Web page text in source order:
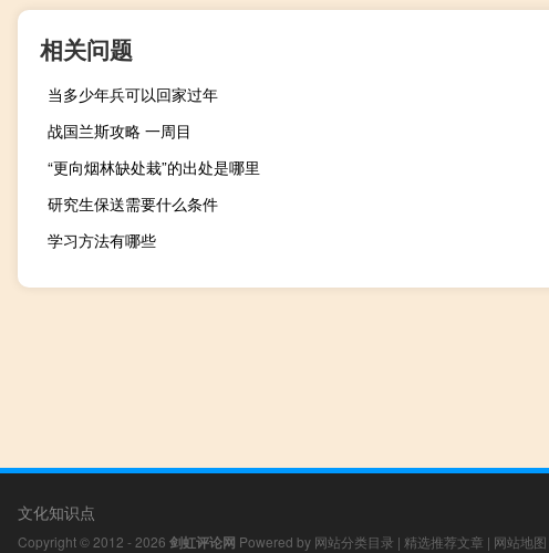
相关问题
当多少年兵可以回家过年
战国兰斯攻略 一周目
“更向烟林缺处栽”的出处是哪里
研究生保送需要什么条件
学习方法有哪些
文化知识点
Copyright © 2012 - 2026 剑虹评论网 Powered by 网站分类目录 | 精选推荐文章 | 网站地图